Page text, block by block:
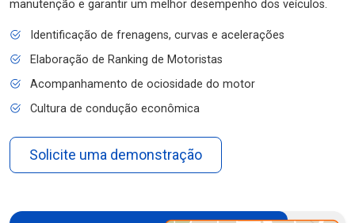
manutenção e garantir um melhor desempenho dos veículos.
Identificação de frenagens, curvas e acelerações
Elaboração de Ranking de Motoristas
Acompanhamento de ociosidade do motor
Cultura de condução econômica
Solicite uma demonstração